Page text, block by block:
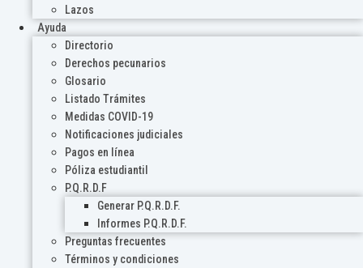
Lazos
Ayuda
Directorio
Derechos pecunarios
Glosario
Listado Trámites
Medidas COVID-19
Notificaciones judiciales
Pagos en línea
Póliza estudiantil
P.Q.R.D.F
Generar P.Q.R.D.F.
Informes P.Q.R.D.F.
Preguntas frecuentes
Términos y condiciones